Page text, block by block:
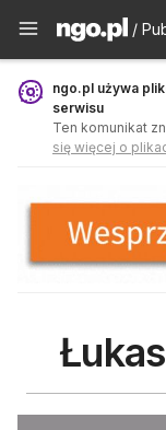
/
ngo.pl używa
serwisu
Ten komunikat
się więcej o